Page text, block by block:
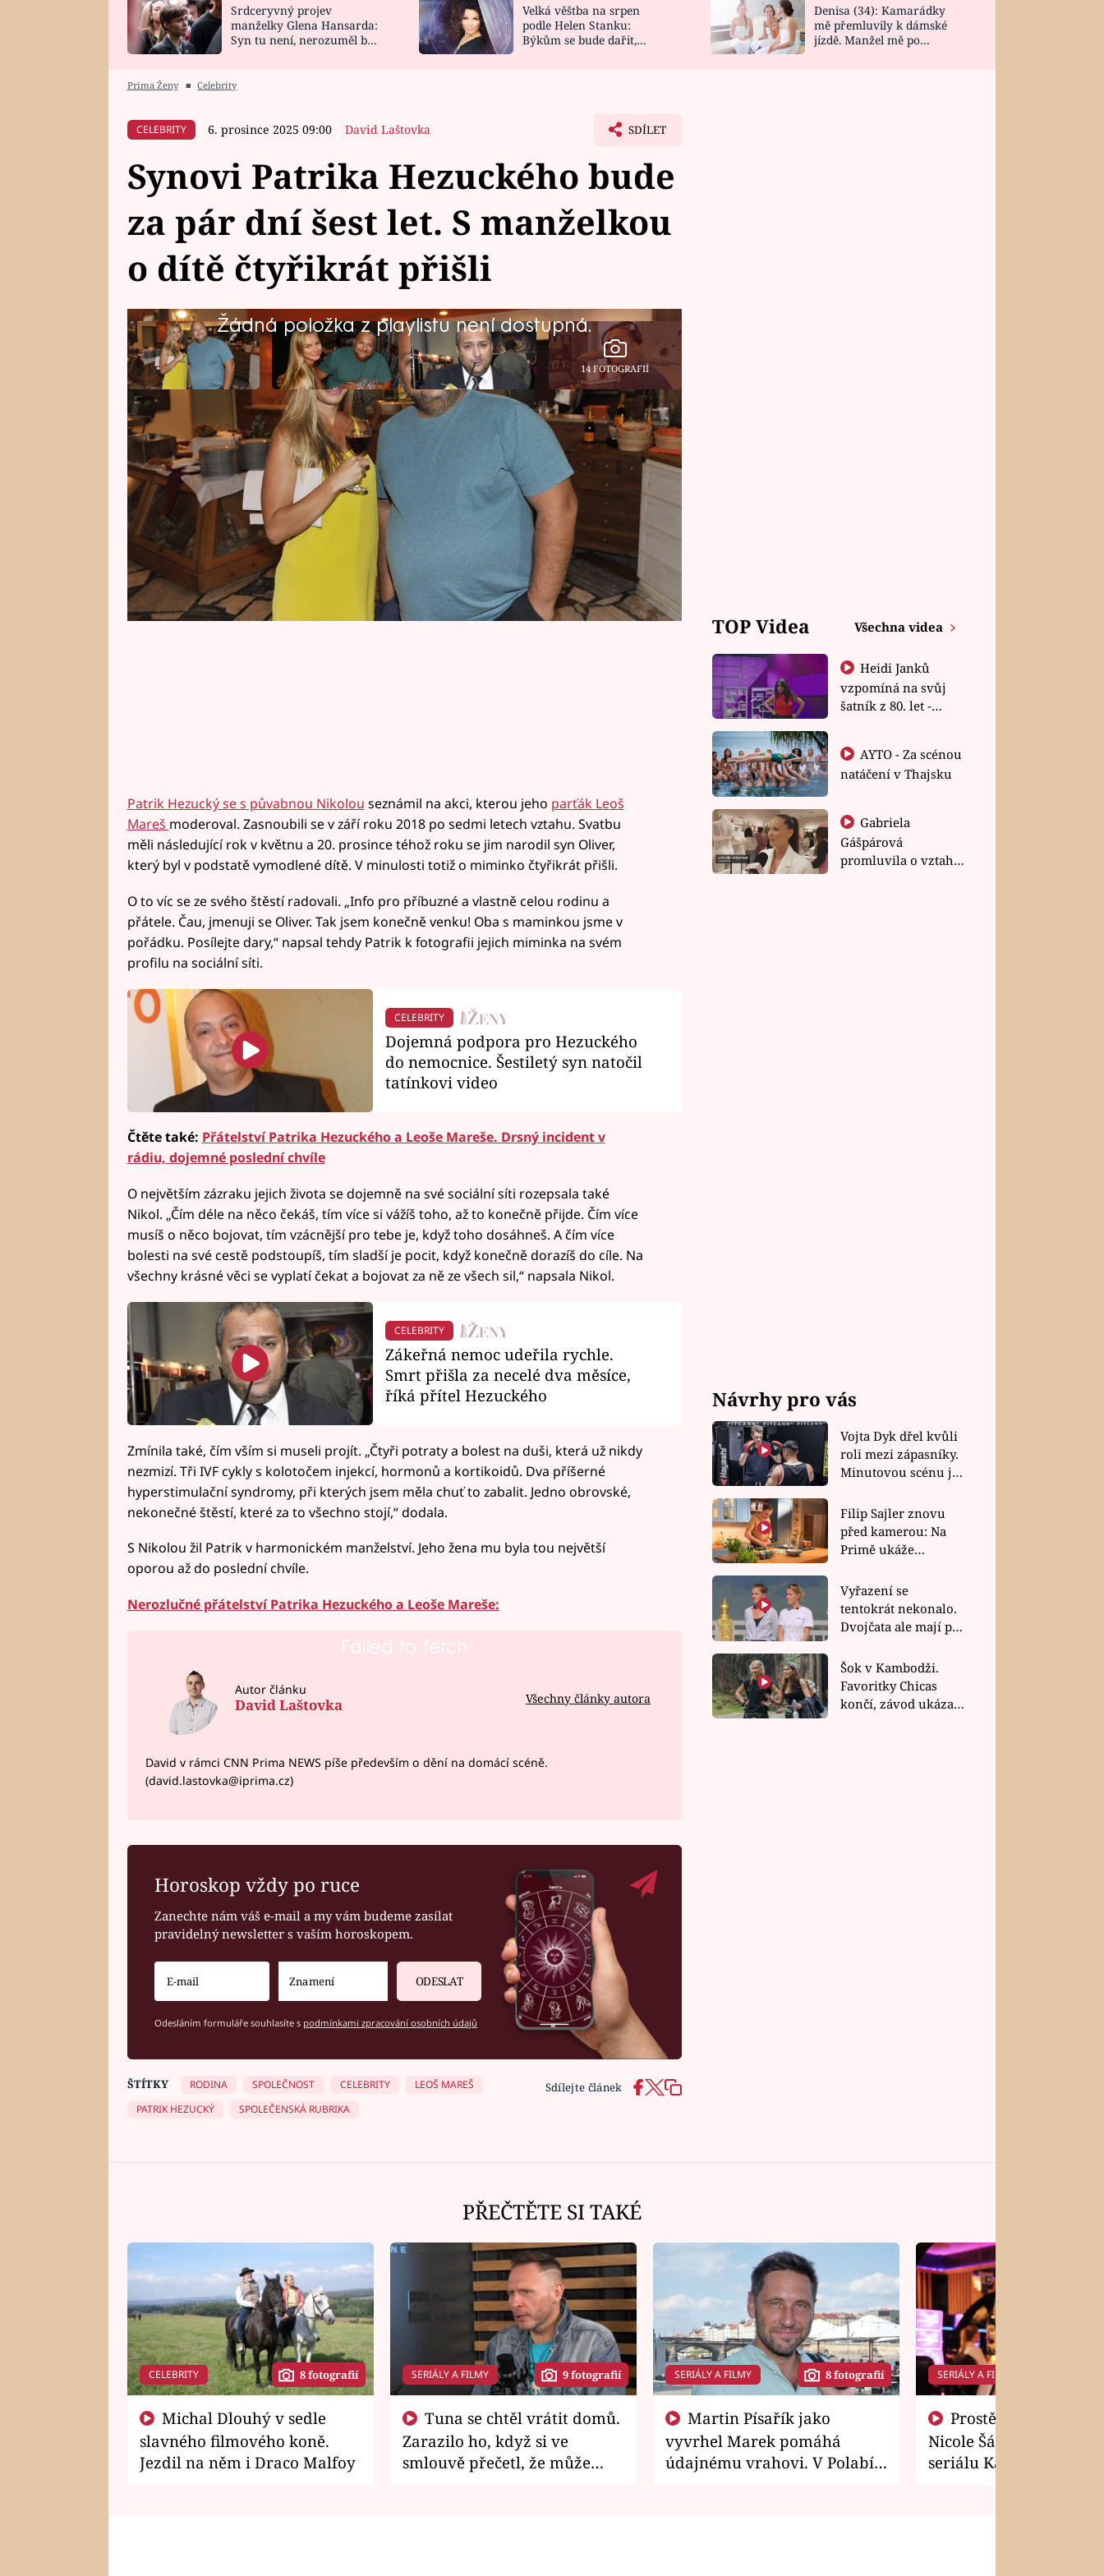
HOROSKOP NA
CELEBRITY
VAŘENÍ
NOVINKY
VIDEORECEPTY
DESIGN
Srdceryvný projev
manželky Glena Hansarda:
Syn tu není, nerozuměl by
Velká věštba na srpen
podle Helen Stanku:
Býkům se bude dařit,
Denisa (34): Kamarádky
mě přemluvily k dámské
jízdě. Manžel mě po
Prima Ženy ■ Celebrity
CELEBRITY 6. prosince 2025 09:00 David Laštovka SDÍLET
Synovi Patrika Hezuckého bude
za pár dní šest let. S manželkou
o dítě čtyřikrát přišli
Žádná položka z playlistu není dostupná.
14 FOTOGRAFIÍ
Zesnulý moderátor Patrik Hezucký se stal otcem poprvé až ve svých
49 letech. Syn Oliver, který přišel na svět 20. prosince roku 2019, byl v
podstatě vymodlené dítě. S milovanou manželkou Nikolou v minulosti
o miminko čtyřikrát přišli. O to víc se ze svého štěstí radovali.
Patrik Hezucký se s půvabnou Nikolou seznámil na akci, kterou jeho parťák Leoš
Mareš moderoval. Zasnoubili se v září roku 2018 po sedmi letech vztahu. Svatbu
měli následující rok v květnu a 20. prosince téhož roku se jim narodil syn Oliver,
který byl v podstatě vymodlené dítě. V minulosti totiž o miminko čtyřikrát přišli.
O to víc se ze svého štěstí radovali. „Info pro příbuzné a vlastně celou rodinu a
přátele. Čau, jmenuji se Oliver. Tak jsem konečně venku! Oba s maminkou jsme v
pořádku. Posílejte dary,“ napsal tehdy Patrik k fotografii jejich miminka na svém
profilu na sociální síti.
CELEBRITY
Dojemná podpora pro Hezuckého
do nemocnice. Šestiletý syn natočil
tatínkovi video
Čtěte také: Přátelství Patrika Hezuckého a Leoše Mareše. Drsný incident v
rádiu, dojemné poslední chvíle
O největším zázraku jejich života se dojemně na své sociální síti rozepsala také
Nikol. „Čím déle na něco čekáš, tím více si vážíš toho, až to konečně přijde. Čím více
musíš o něco bojovat, tím vzácnější pro tebe je, když toho dosáhneš. A čím více
bolesti na své cestě podstoupíš, tím sladší je pocit, když konečně dorazíš do cíle. Na
všechny krásné věci se vyplatí čekat a bojovat za ně ze všech sil,“ napsala Nikol.
CELEBRITY
Zákeřná nemoc udeřila rychle.
Smrt přišla za necelé dva měsíce,
říká přítel Hezuckého
Zmínila také, čím vším si museli projít. „Čtyři potraty a bolest na duši, která už nikdy
nezmizí. Tři IVF cykly s kolotočem injekcí, hormonů a kortikoidů. Dva příšerné
hyperstimulační syndromy, při kterých jsem měla chuť to zabalit. Jedno obrovské,
nekonečné štěstí, které za to všechno stojí,“ dodala.
S Nikolou žil Patrik v harmonickém manželství. Jeho žena mu byla tou největší
oporou až do poslední chvíle.
Nerozlučné přátelství Patrika Hezuckého a Leoše Mareše:
Failed to fetch
Autor článku
David Laštovka Všechny články autora
David v rámci CNN Prima NEWS píše především o dění na domácí scéně.
(david.lastovka@iprima.cz)
Horoskop vždy po ruce
Zanechte nám váš e-mail a my vám budeme zasílat
pravidelný newsletter s vaším horoskopem.
ODESLAT
Odesláním formuláře souhlasíte s podmínkami zpracování osobních údajů
Sdílejte článek
ŠTÍTKY RODINA SPOLEČNOST CELEBRITY
LEOŠ MAREŠ
PATRIK HEZUCKÝ
SPOLEČENSKÁ RUBRIKA
TOP Videa Všechna videa
Heidi Janků
vzpomíná na svůj
šatník z 80. let -
natáčení v Thajsku
Gabriela
Gášpárová
promluvila o vztahu
Návrhy pro vás
Vojta Dyk dřel kvůli
roli mezi zápasníky.
Minutovou scénu jel
Filip Sajler znovu
před kamerou: Na
Primě ukáže
rychlé recepty
Vyřazení se
tentokrát nekonalo.
Dvojčata ale mají po
závodu nůž na krku
Šok v Kambodži.
Favoritky Chicas
končí, závod ukázal
PŘEČTĚTE SI TAKÉ
CELEBRITY 8 fotografií
slavného filmového koně.
Jezdil na něm i Draco Malfoy
SERIÁLY A FILMY 9 fotografií
Zarazilo ho, když si ve
smlouvě přečetl, že může
SERIÁLY A FILMY 8 fotografií
vyvrhel Marek pomáhá
údajnému vrahovi. V Polabí
SERIÁLY A FILMY
Nicole Šáchová získala
seriálu Kamarádi